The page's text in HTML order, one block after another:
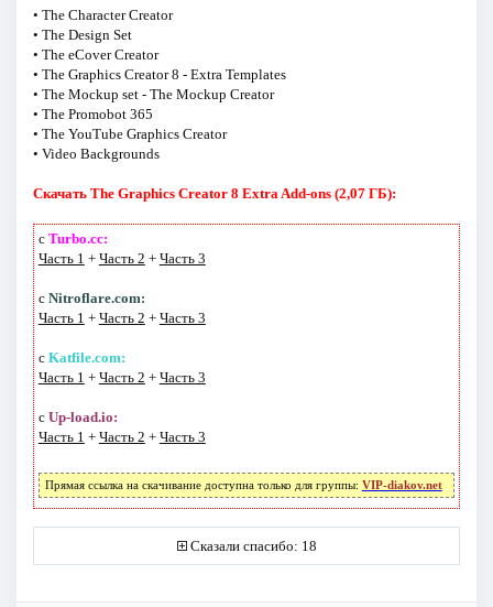
• The Character Creator
• The Design Set
• The eCover Creator
• The Graphics Creator 8 - Extra Templates
• The Mockup set - The Mockup Creator
• The Promobot 365
• The YouTube Graphics Creator
• Video Backgrounds
Скачать The Graphics Creator 8 Extra Add-ons (2,07 ГБ):
с Turbo.cc:
Часть 1 + Часть 2 + Часть 3
с Nitroflare.com:
Часть 1 + Часть 2 + Часть 3
с Katfile.com:
Часть 1 + Часть 2 + Часть 3
с Up-load.io:
Часть 1 + Часть 2 + Часть 3
Прямая ссылка на скачивание доступна только для группы: VIP-diakov.net
Сказали спасибо: 18